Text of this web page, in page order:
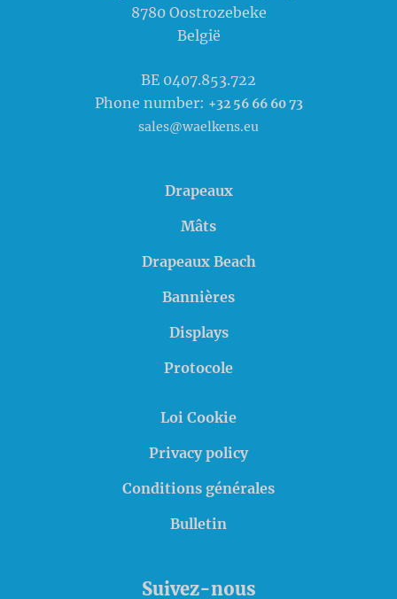
8780 Oostrozebeke
België
BE 0407.853.722
Phone number: +32 56 66 60 73
sales@waelkens.eu
Drapeaux
Mâts
Drapeaux Beach
Bannières
Displays
Protocole
Loi Cookie
Privacy policy
Conditions générales
Bulletin
Suivez-nous